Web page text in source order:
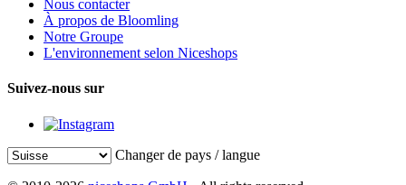
Nous contacter
À propos de Bloomling
Notre Groupe
L'environnement selon Niceshops
Suivez-nous sur
Changer de pays / langue